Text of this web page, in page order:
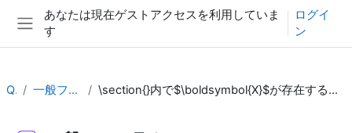
メインコンテンツへスキップする
サイドパネル
あなたは現在ゲストアクセスを利用していま
す
ログイ
ン
QA 一般フォーラム \section{}内で$\boldsymbol{X}$が存在するとyperrefパッケージが使えない